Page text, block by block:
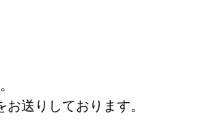
送りしております。